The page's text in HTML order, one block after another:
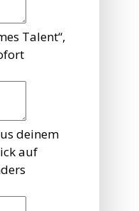
Talent“,
deinem
auf